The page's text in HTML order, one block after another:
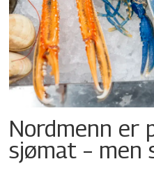
Nordmenn er
sjømat – men